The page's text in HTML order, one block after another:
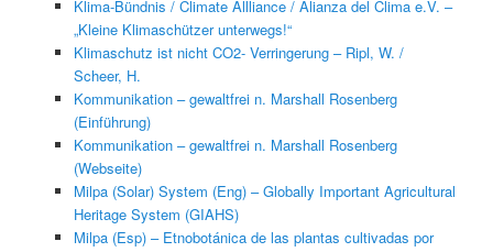
Klima-Bündnis / Climate Allliance / Alianza del Clima e.V. –
„Kleine Klimaschützer unterwegs!“
Klimaschutz ist nicht CO2- Verringerung – Ripl, W. /
Scheer, H.
Kommunikation – gewaltfrei n. Marshall Rosenberg
(Einführung)
Kommunikation – gewaltfrei n. Marshall Rosenberg
(Webseite)
Milpa (Solar) System (Eng) – Globally Important Agricultural
Heritage System (GIAHS)
Milpa (Esp) – Etnobotánica de las plantas cultivadas por